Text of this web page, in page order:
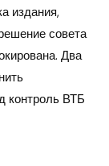
издания,
совета
Два
контроль ВТБ